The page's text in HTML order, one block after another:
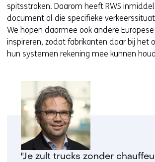
spitsstroken. Daarom heeft RWS
document al die specifieke
We hopen daarmee ook andere
inspireren, zodat fabrikanten daar bij het
hun systemen rekening mee kunnen
"Je zult trucks zonder